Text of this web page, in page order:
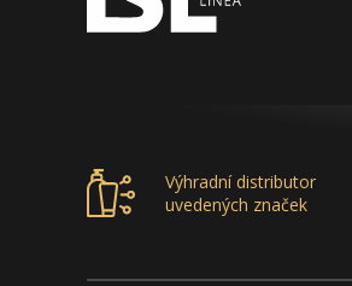
Výhradní distributor
uvedených značek